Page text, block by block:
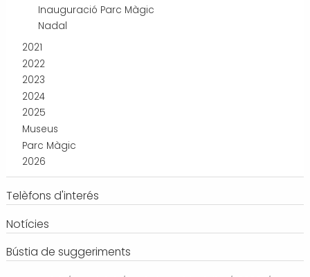
Inauguració Parc Màgic
Nadal
2021
2022
2023
2024
2025
Museus
Parc Màgic
2026
Telèfons d'interés
Notícies
Bústia de suggeriments